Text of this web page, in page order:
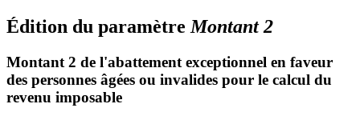
Édition du paramètre Montant 2
Montant 2 de l'abattement exceptionnel en faveur
des personnes âgées ou invalides pour le calcul du
revenu imposable